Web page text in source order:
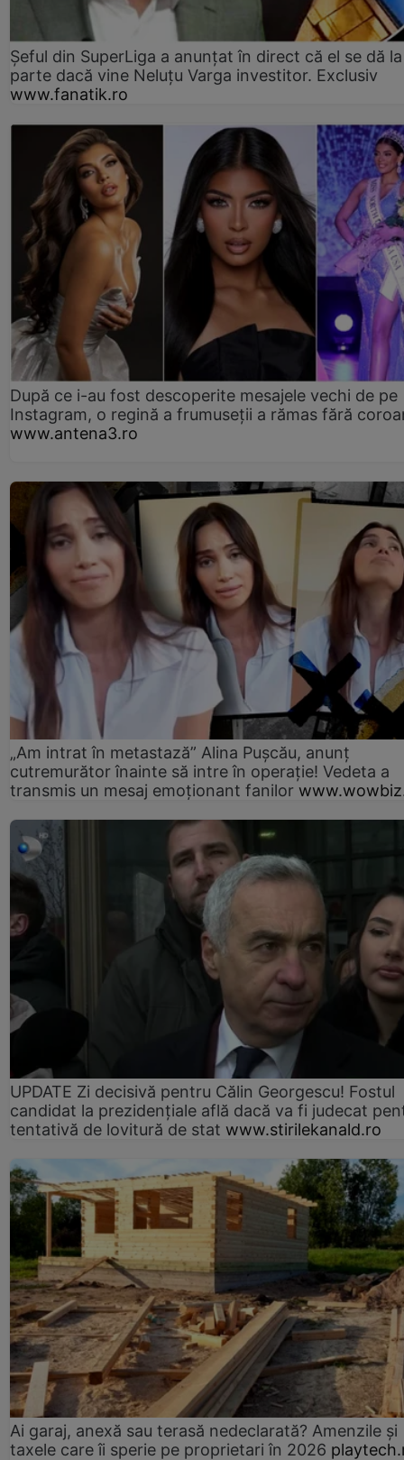
Șeful din SuperLiga a anunțat în direct că el se dă
parte dacă vine Neluțu Varga investitor. Exclusiv
www.fanatik.ro
După ce i-au fost descoperite mesajele vechi de pe
Instagram, o regină a frumuseții a rămas fără
www.antena3.ro
„Am intrat în metastază” Alina Pușcău, anunț
cutremurător înainte să intre în operație! Vedeta a
transmis un mesaj emoționant fanilor
UPDATE Zi decisivă pentru Călin Georgescu! Fostul
candidat la prezidențiale află dacă va fi judecat
tentativă de lovitură de stat www.stirilekanald.ro
Ai garaj, anexă sau terasă nedeclarată? Amenzile și
taxele care îi sperie pe proprietari în 2026